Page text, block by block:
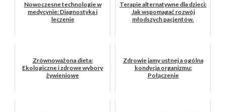
Nowoczesne technologie w
medycynie: Diagnostyka i
leczenie
Terapie alternatywne dla dzieci:
Jak wspomagać rozwój
młodszych pacjentów.
Zrównoważona dieta:
Ekologiczne i zdrowe wybory
żywieniowe
Zdrowie jamy ustnej a ogólna
kondycja organizmu:
Połączenie